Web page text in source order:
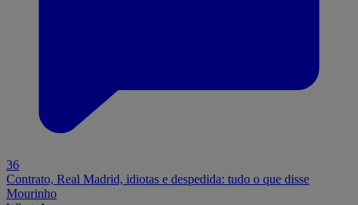
36
Contrato, Real Madrid, idiotas e despedida: tudo o que disse
Mourinho